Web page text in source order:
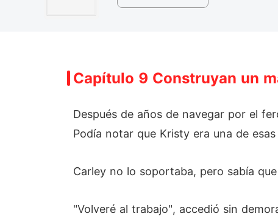
Capítulo 9 Construyan un
Después de años de navegar por el
Podía notar que Kristy era una de
Carley no lo soportaba, pero sabía
"Volveré al trabajo", accedió sin